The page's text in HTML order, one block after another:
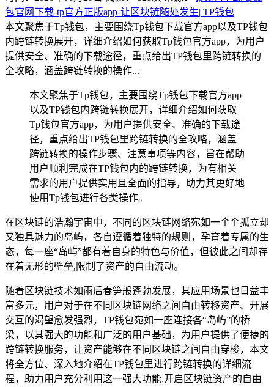
包官网下载-tp官方正版app-让区块链随处发生| TP钱包
本文聚焦于Tp钱包，主要围绕Tp钱包下载官方app以及TP钱包
内跨链转换展开，详细介绍如何获取Tp钱包官方app，为用户
提供安全、准确的下载途径，重点给出TP钱包里跨链转换的
全攻略，涵盖跨链转换的操作...
本文聚焦于Tp钱包，主要围绕Tp钱包下载官方app
以及TP钱包内跨链转换展开，详细介绍如何获取
Tp钱包官方app，为用户提供安全、准确的下载途
径，重点给出TP钱包里跨链转换的全攻略，涵盖
跨链转换的操作步骤、注意事项等内容，旨在帮助
用户顺利完成在TP钱包内的跨链转换，为有相关
需求的用户提供实用且全面的指导，助力其更好地
使用Tp钱包进行各类操作。
在区块链的浩瀚宇宙中，不同的区块链网络宛如一个个孤立却
又独具魅力的岛屿，各自遵循着独特的规则，孕育着专属的生
态，每一座“岛屿”都有着自身的特色与价值，但彼此之间却存
在着无形的壁垒,限制了资产的自由流动。
随着区块链技术如雨后春笋般蓬勃发展，其应用场景也日益丰
富多元，用户对于在不同区块链网络之间自由转移资产、开展
交互的渴望愈发强烈，TP钱包宛如一座连接各“岛屿”的桥
梁，以其强大的功能和广泛的用户基础，为用户提供了便捷的
跨链转换服务，让资产能够在不同区块链之间自由穿梭，本文
将全方位、深入地介绍在TP钱包里进行跨链转换的详细流
程，助力用户充分利用这一强大功能,开启区块链资产的自由